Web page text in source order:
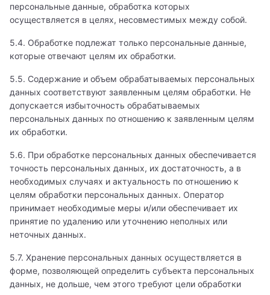
персональные данные, обработка которых
осуществляется в целях, несовместимых между собой.
5.4. Обработке подлежат только персональные данные,
которые отвечают целям их обработки.
5.5. Содержание и объем обрабатываемых персональных
данных соответствуют заявленным целям обработки. Не
допускается избыточность обрабатываемых
персональных данных по отношению к заявленным целям
их обработки.
5.6. При обработке персональных данных обеспечивается
точность персональных данных, их достаточность, а в
необходимых случаях и актуальность по отношению к
целям обработки персональных данных. Оператор
принимает необходимые меры и/или обеспечивает их
принятие по удалению или уточнению неполных или
неточных данных.
5.7. Хранение персональных данных осуществляется в
форме, позволяющей определить субъекта персональных
данных, не дольше, чем этого требуют цели обработки
Записаться на прием
Администратор ответит на все ваши вопросы и
поможет записаться на прием к специалисту
Имя
Врач
Алексеев Григорий Максимович
Телефон
Заказать звонок
Мы свяжемся с вами в ближайшее время
Имя
Вызвать врача на дом
Оставьте Ваши контактные данные, и мы перезвоним
Вам.
Имя
Телефон
Адрес